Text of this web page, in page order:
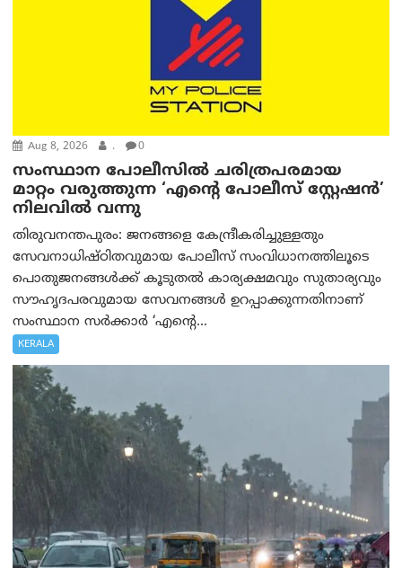
Aug 8, 2026 . 0
സംസ്ഥാന പോലീസിൽ ചരിത്രപരമായ
മാറ്റം വരുത്തുന്ന ‘എന്റെ പോലീസ് സ്റ്റേഷൻ’
നിലവില്‍ വന്നു
തിരുവനന്തപുരം: ജനങ്ങളെ കേന്ദ്രീകരിച്ചുള്ളതും
സേവനാധിഷ്ഠിതവുമായ പോലീസ് സംവിധാനത്തിലൂടെ
പൊതുജനങ്ങൾക്ക് കൂടുതൽ കാര്യക്ഷമവും സുതാര്യവും
സൗഹൃദപരവുമായ സേവനങ്ങൾ ഉറപ്പാക്കുന്നതിനാണ്
സംസ്ഥാന സർക്കാർ ‘എന്റെ...
KERALA